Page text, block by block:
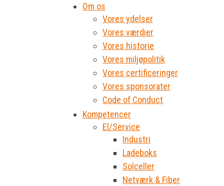
Om os
Vores ydelser
Vores værdier
Vores historie
Vores miljøpolitik
Vores certificeringer
Vores sponsorater
Code of Conduct
Kompetencer
El/Service
Industri
Ladeboks
Solceller
Netværk & Fiber